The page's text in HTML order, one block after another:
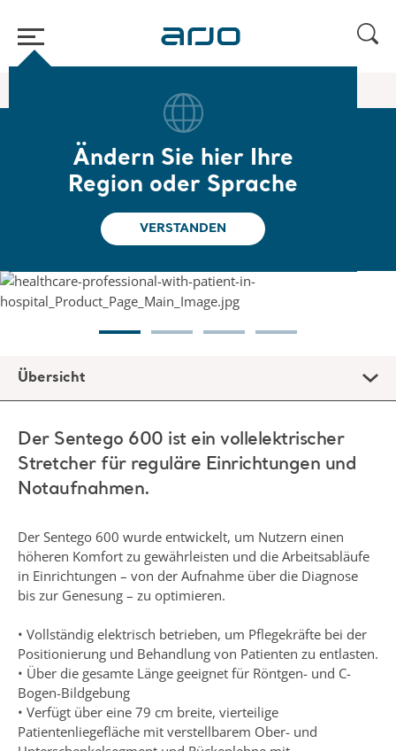
Ändern Sie hier Ihre
Region oder Sprache
VERSTANDEN
Sentego 600
Sentego 600
Elektrischer Stretcher für die Akutpflege
Übersicht
Der Sentego 600 ist ein vollelektrischer
Stretcher für reguläre Einrichtungen und
Notaufnahmen.
Der Sentego 600 wurde entwickelt, um Nutzern einen
höheren Komfort zu gewährleisten und die Arbeitsabläufe
in Einrichtungen – von der Aufnahme über die Diagnose
bis zur Genesung – zu optimieren.
• Vollständig elektrisch betrieben, um Pflegekräfte bei der
Positionierung und Behandlung von Patienten zu entlasten.
• Über die gesamte Länge geeignet für Röntgen- und C-
Bogen-Bildgebung
• Verfügt über eine 79 cm breite, vierteilige
Patientenliegefläche mit verstellbarem Ober- und